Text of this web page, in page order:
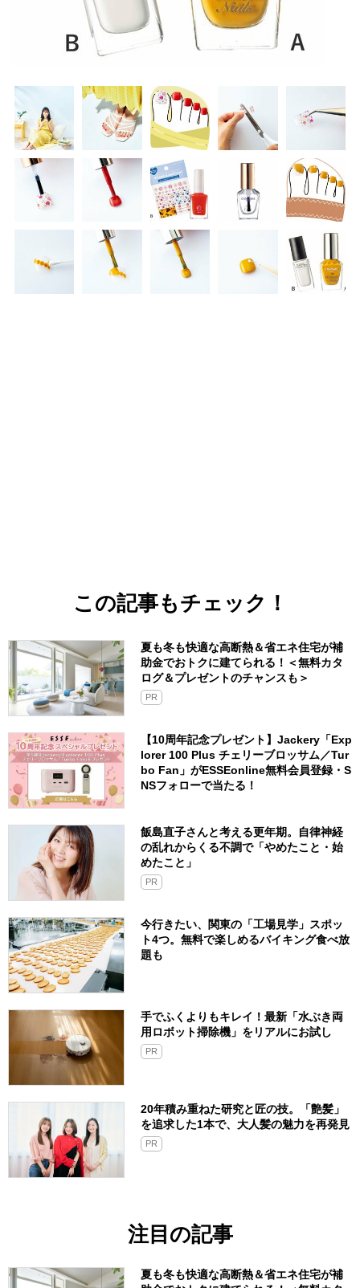
この記事もチェック！
夏も冬も快適な高断熱＆省エネ住宅が補
助金でおトクに建てられる！＜無料カタ
ログ＆プレゼントのチャンスも＞
PR
【10周年記念プレゼント】Jackery「Exp
lorer 100 Plus チェリーブロッサム／Tur
bo Fan」がESSEonline無料会員登録・S
NSフォローで当たる！
飯島直子さんと考える更年期。自律神経
の乱れからくる不調で「やめたこと・始
めたこと」
PR
今行きたい、関東の「工場見学」スポッ
ト4つ。無料で楽しめるバイキング食べ放
題も
手でふくよりもキレイ！最新「水ぶき両
用ロボット掃除機」をリアルにお試し
PR
20年積み重ねた研究と匠の技。「艶髪」
を追求した1本で、大人髪の魅力を再発見
PR
注目の記事
夏も冬も快適な高断熱＆省エネ住宅が補